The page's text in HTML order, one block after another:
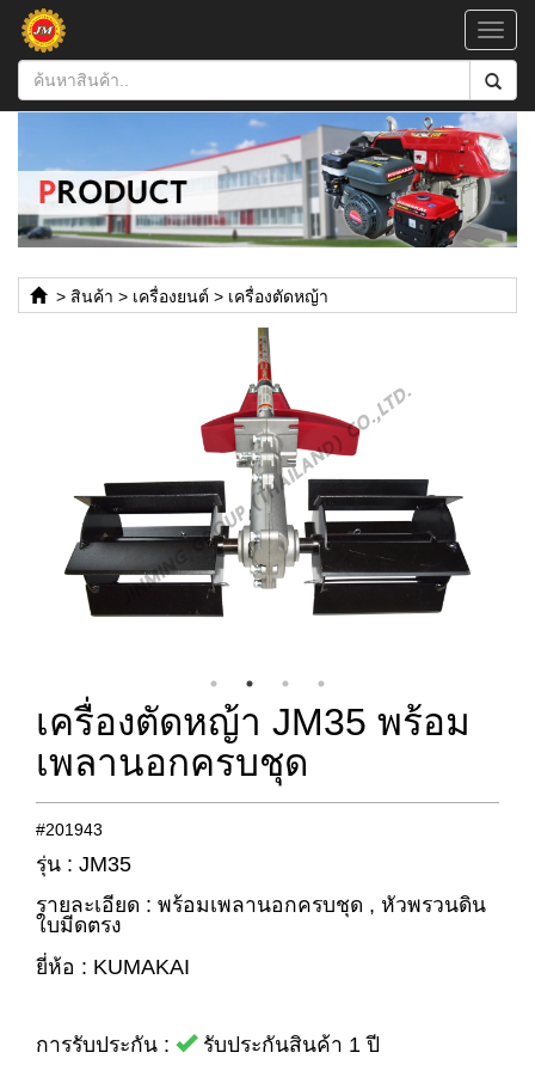
> สินค้า > เครื่องยนต์ > เครื่องตัดหญ้า
เครื่องตัดหญ้า JM35 พร้อม
เพลานอกครบชุด
#201943
รุ่น : JM35
รายละเอียด : พร้อมเพลานอกครบชุด , หัวพรวนดิน
ใบมีดตรง
ยี่ห้อ : KUMAKAI
การรับประกัน : รับประกันสินค้า 1 ปี